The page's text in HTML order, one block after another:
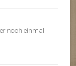
noch einmal